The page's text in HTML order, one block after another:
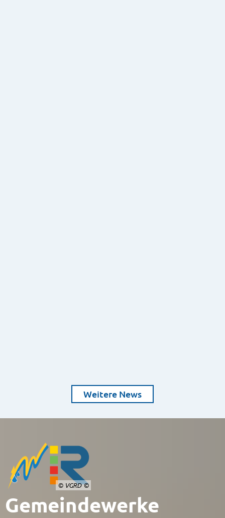
Weitere News
© VGRD
Gemeindewerke